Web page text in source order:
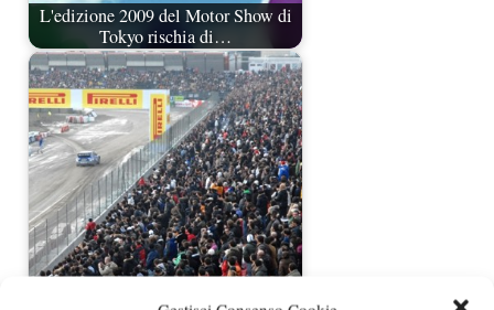
L'edizione 2009 del Motor Show di
Tokyo rischia di…